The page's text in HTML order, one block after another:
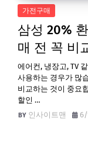
가전구매
삼성 20%
매 전 꼭 비
에어컨, 냉장고, TV
사용하는 경우가 많
비교하는 것이 중요
할인 …
인사이트맨
6/